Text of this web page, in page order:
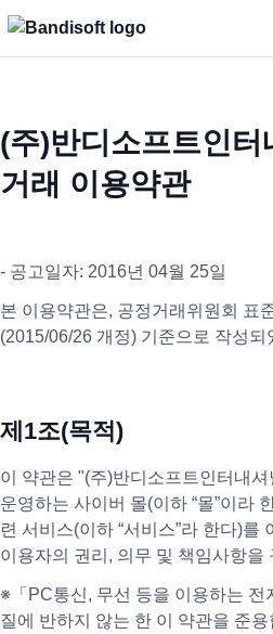
(주)반디소프트인
거래 이용약관
- 공고일자: 2016년 04월 25일
본 이용약관은, 공정거래위원회 표
(2015/06/26 개정) 기준으로 작성되
제1조(목적)
이 약관은 "(주)반디소프트인터내셔
운영하는 사이버 몰(이하 “몰”이라
련 서비스(이하 “서비스”라 한다)를
이용자의 권리, 의무 및 책임사항을
※「PC통신, 무선 등을 이용하는 전
질에 반하지 않는 한 이 약관을 준용